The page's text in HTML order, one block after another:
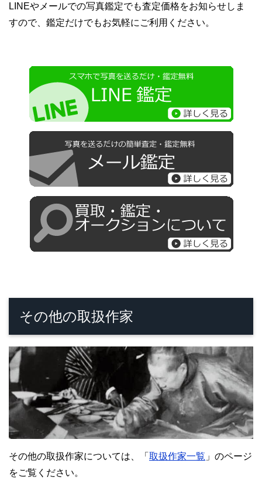
LINEやメールでの写真鑑定でも査定価格をお知らせしま
すので、鑑定だけでもお気軽にご利用ください。
その他の取扱作家
その他の取扱作家については、「 取扱作家一覧 」のページ
をご覧ください。